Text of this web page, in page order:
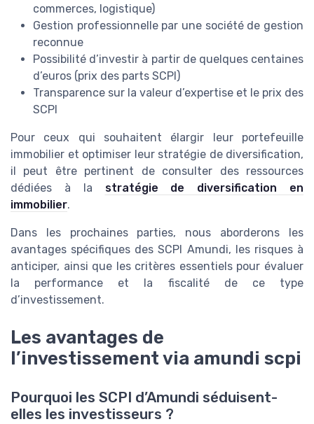
commerces, logistique)
Gestion professionnelle par une société de gestion
reconnue
Possibilité d’investir à partir de quelques centaines
d’euros (prix des parts SCPI)
Transparence sur la valeur d’expertise et le prix des
SCPI
Pour ceux qui souhaitent élargir leur portefeuille
immobilier et optimiser leur stratégie de diversification,
il peut être pertinent de consulter des ressources
dédiées à la stratégie de diversification en
immobilier.
Dans les prochaines parties, nous aborderons les
avantages spécifiques des SCPI Amundi, les risques à
anticiper, ainsi que les critères essentiels pour évaluer
la performance et la fiscalité de ce type
d’investissement.
Les avantages de
l’investissement via amundi scpi
Pourquoi les SCPI d’Amundi séduisent-
elles les investisseurs ?